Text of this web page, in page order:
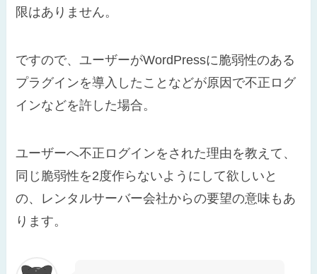
限はありません。
ですので、ユーザーがWordPressに脆弱性のある
プラグインを導入したことなどが原因で不正ログ
インなどを許した場合。
ユーザーへ不正ログインをされた理由を教えて、
同じ脆弱性を2度作らないようにして欲しいと
の、レンタルサーバー会社からの要望の意味もあ
ります。